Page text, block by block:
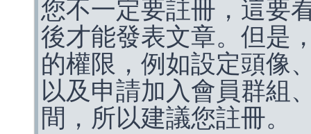
您不一定要註冊，這要
後才能發表文章。但是
的權限，例如設定頭像
以及申請加入會員群組
間，所以建議您註冊。